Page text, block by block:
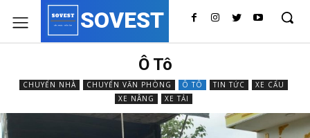
SOVEST
Ô Tô
CHUYỂN NHÀ CHUYỂN VĂN PHÒNG Ô TÔ TIN TỨC
XE CẨU
XE NÂNG
XE TẢI